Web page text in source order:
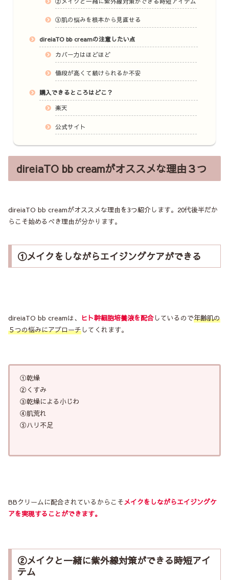
③肌の悩みを根本から見直せる
direiaTO bb creamの注意したい点
カバー力はほどほど
値段が高くて続けられるか不安
購入できるところはどこ？
楽天
公式サイト
direiaTO bb creamがオススメな理由３つ
direiaTO bb creamがオススメな理由を3つ紹介します。20代後半だか
らこそ始めるべき理由が分かります。
①メイクをしながらエイジングケアができる
direiaTO bb creamは、 ヒト幹細胞培養液を配合しているので年齢肌の
５つの悩みにアプローチしてくれます。
①乾燥
②くすみ
③乾燥による小じわ
④肌荒れ
⑤ハリ不足
BBクリームに配合されているからこそメイクをしながらエイジングケ
アを実現することができます。
②メイクと一緒に紫外線対策ができる時短アイ
テム